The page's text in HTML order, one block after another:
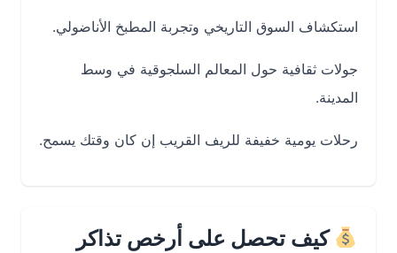
استكشاف السوق التاريخي وتجربة المطبخ الأناضولي.
جولات ثقافية حول المعالم السلجوقية في وسط
المدينة.
رحلات يومية خفيفة للريف القريب إن كان وقتك يسمح.
كيف تحصل على أرخص تذاكر